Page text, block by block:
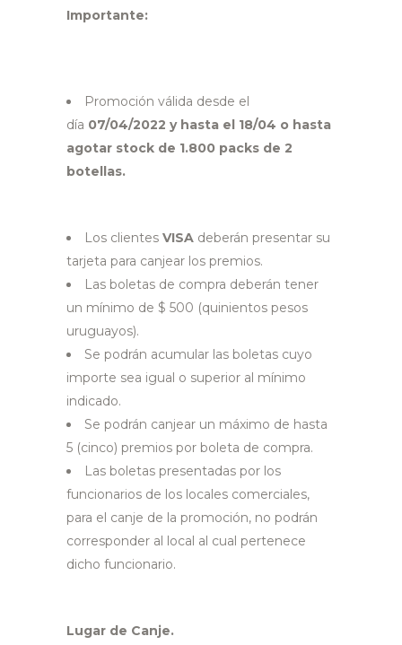
Importante:
Promoción válida desde el
día 07/04/2022 y hasta el 18/04 o hasta
agotar stock de 1.800 packs de 2
botellas.
Los clientes VISA deberán presentar su
tarjeta para canjear los premios.
Las boletas de compra deberán tener
un mínimo de $ 500 (quinientos pesos
uruguayos).
Se podrán acumular las boletas cuyo
importe sea igual o superior al mínimo
indicado.
Se podrán canjear un máximo de hasta
5 (cinco) premios por boleta de compra.
Las boletas presentadas por los
funcionarios de los locales comerciales,
para el canje de la promoción, no podrán
corresponder al local al cual pertenece
dicho funcionario.
Lugar de Canje.